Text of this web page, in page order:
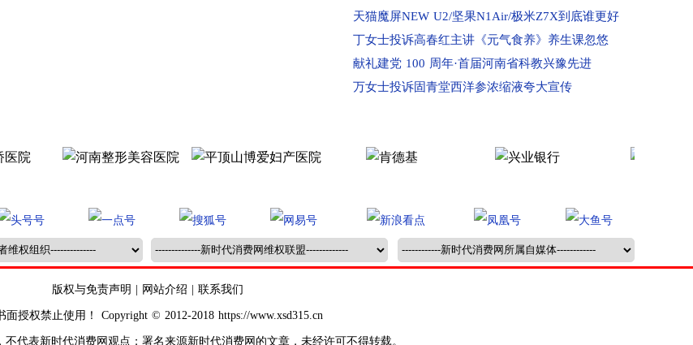
已受理：河南漯河市消费者投诉源汇区永信伯爵山
已受理：河南通许县消费者投诉建业幸福里
已收到：河南汝州消费者投诉汝州市蓝湾半岛小区
已收到：家长投诉郑州富田太阳城陈中数理化
已收到：焦作市消费者投诉火车鸣笛问题
已收到：消费者投诉新密江山九郡
已收到：消费者投诉郑州市绿都置业
天猫魔屏NEW U2/坚果N1Air/极米Z7X到底谁更好
丁女士投诉高春红主讲《元气食养》养生课忽悠
献礼建党 100 周年·首届河南省科教兴豫先进
万女士投诉固青堂西洋参浓缩液夸大宣传
版权与免责声明 网站介绍 联系我们
面授权禁止使用！ Copyright © 2012-2018 https://www.xsd315.cn
代表新时代消费网观点；署名来源新时代消费网的文章，未经许可不得转载。